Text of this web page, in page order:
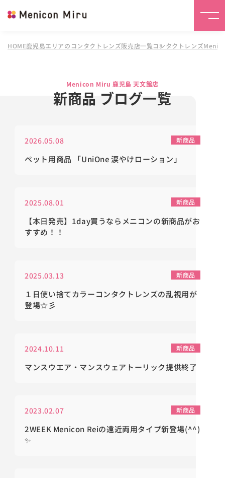
HOME鹿児島エリアのコンタクトレンズ販売店一覧コンタクトレンズ
Menicon Miru 鹿児島 天文館店
新商品 ブログ一覧
2026.05.08 新商品
ペット用商品 「UniOne 涙やけローション」
2025.08.01 新商品
【本日発売】1day買うならメニコンの新商品がお
すすめ！！
2025.03.13 新商品
１日使い捨てカラーコンタクトレンズの乱視用が
登場☆彡
2024.10.11 新商品
マンスウエア・マンスウェアトーリック提供終了
2023.02.07 新商品
2WEEK Menicon Reiの遠近両用タイプ新登場(^^)
✨